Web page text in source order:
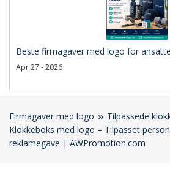
Beste firmagaver med logo for
Apr 27 - 2026
Firmagaver med logo
Tilpassede
Klokkeboks med logo – Tilpasset
reklamegave | AWPromotion.com